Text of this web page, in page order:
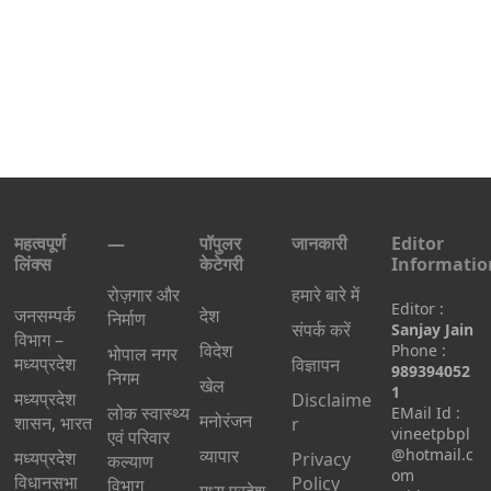
महत्वपूर्ण
लिंक्स
जनसम्पर्क
विभाग –
मध्यप्रदेश
मध्यप्रदेश
शासन, भारत
मध्‍यप्रदेश
विधानसभा
—
रोज़गार और
निर्माण
भोपाल नगर
निगम
लोक स्वास्थ्य
एवं परिवार
कल्याण
विभाग
पॉपुलर
केटेगरी
देश
विदेश
खेल
मनोरंजन
व्यापार
जानकारी
हमारे बारे में
संपर्क करें
विज्ञापन
Disclaime
r
Privacy
Policy
Editor
Editor :
Sanjay Jain
Phone :
989394052
1
EMail Id :
vineetpbpl
@hotmail.c
om